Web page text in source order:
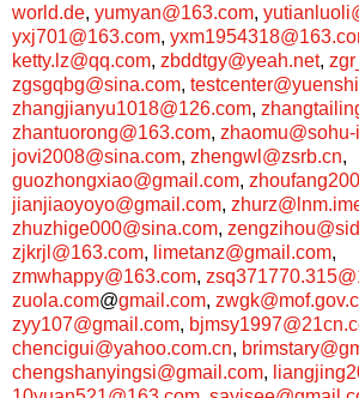
world.de, yumyan@163.com,
yxj701@163.com,
ketty.lz@qq.com, zbddtgy@yeah.net,
zgsgqbg@sina.com,
zhangjianyu1018@126.com,
zhantuorong@163.com,
jovi2008@sina.com, zhengwl@zsrb.cn,
guozhongxiao@gmail.com,
jianjiaoyoyo@gmail.com,
zhuzhige000@sina.com,
zjkrjl@163.com, limetanz@gmail.com,
zmwhappy@163.com,
zuola.com@gmail.com,
zyy107@gmail.com,
chencigui@yahoo.com.cn,
chengshanyingsi@gmail.com,